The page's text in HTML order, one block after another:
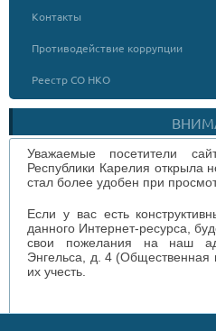
Контакты
Противодействие коррупции
Реестр СО НКО
Уважаемые посетители
Республики Карелия открыла
стал более удобен при
Если у вас есть
данного Интернет-ресурса,
свои пожелания на наш
Энгельса, д. 4
их учесть.